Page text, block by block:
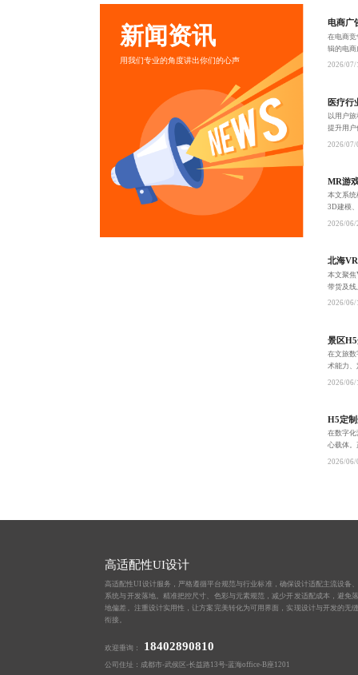
新闻资讯
用我们专业的角度讲出你们的心声
电商广
在电商竞
辑的电商
度评估，
2026/07/
医疗行
以用户
提升用户
2026/07/
MR游
本文系统
3D建模
项目的预
2026/06/
北海
本文聚焦
带货及线
本地企业
2026/06/
景区
在文旅数
术能力、
互动、流
2026/06/
H5定
在数字化
心载体。
精细化交
2026/06/
高适配性UI设计
高适配性UI设计服务，严格遵循平台规范与行业标准，确保设计适配主流设备
系统与开发落地。精准把控尺寸、色彩与元素规范，减少开发适配成本，避免
地偏差。注重设计实用性，让方案完美转化为可用界面，实现设计与开发的无
衔接。
欢迎垂询： 18402890810
公司住址：成都市-武侯区-长益路13号-蓝海office-B座1201